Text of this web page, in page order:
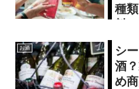
種
料に
お酒
シ
酒
め